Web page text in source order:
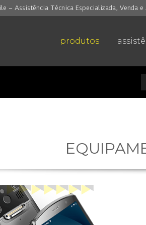
– Assistência Técnica Especializada, Venda e
produtos